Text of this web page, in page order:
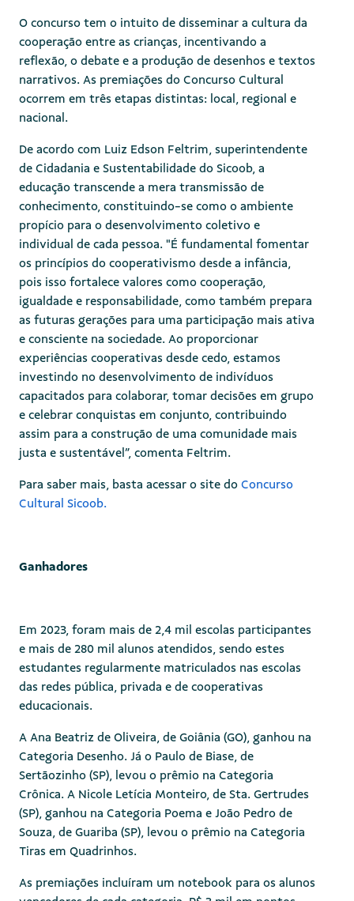
O concurso tem o intuito de disseminar a cultura da
cooperação entre as crianças, incentivando a
reflexão, o debate e a produção de desenhos e textos
narrativos. As premiações do Concurso Cultural
ocorrem em três etapas distintas: local, regional e
nacional.
De acordo com Luiz Edson Feltrim, superintendente
de Cidadania e Sustentabilidade do Sicoob, a
educação transcende a mera transmissão de
conhecimento, constituindo-se como o ambiente
propício para o desenvolvimento coletivo e
individual de cada pessoa. "É fundamental fomentar
os princípios do cooperativismo desde a infância,
pois isso fortalece valores como cooperação,
igualdade e responsabilidade, como também prepara
as futuras gerações para uma participação mais ativa
e consciente na sociedade. Ao proporcionar
experiências cooperativas desde cedo, estamos
investindo no desenvolvimento de indivíduos
capacitados para colaborar, tomar decisões em grupo
e celebrar conquistas em conjunto, contribuindo
assim para a construção de uma comunidade mais
justa e sustentável”, comenta Feltrim.
Para saber mais, basta acessar o site do Concurso
Cultural Sicoob.
Ganhadores
Em 2023, foram mais de 2,4 mil escolas participantes
e mais de 280 mil alunos atendidos, sendo estes
estudantes regularmente matriculados nas escolas
das redes pública, privada e de cooperativas
educacionais.
A Ana Beatriz de Oliveira, de Goiânia (GO), ganhou na
Categoria Desenho. Já o Paulo de Biase, de
Sertãozinho (SP), levou o prêmio na Categoria
Crônica. A Nicole Letícia Monteiro, de Sta. Gertrudes
(SP), ganhou na Categoria Poema e João Pedro de
Souza, de Guariba (SP), levou o prêmio na Categoria
Tiras em Quadrinhos.
As premiações incluíram um notebook para os alunos